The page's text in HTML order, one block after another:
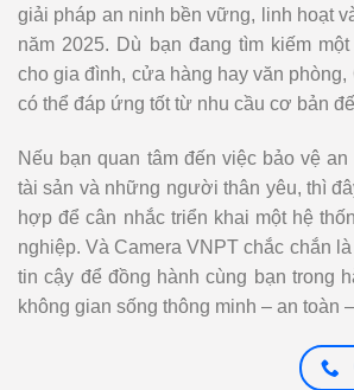
giải pháp an ninh bền vững, linh hoạt
năm 2025. Dù bạn đang tìm kiếm
cho gia đình, cửa hàng hay văn phòng,
có thể đáp ứng tốt từ nhu cầu cơ bản
Nếu bạn quan tâm đến việc bảo vệ
tài sản và những người thân yêu, thì
hợp để cân nhắc triển khai một hệ
nghiệp. Và Camera VNPT chắc chắn
tin cậy để đồng hành cùng bạn trong
không gian sống thông minh – an toàn